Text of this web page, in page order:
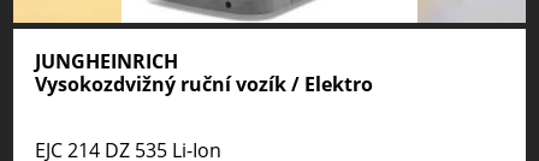
JUNGHEINRICH
Vysokozdvižný ruční vozík / Elektro
EJC 214 DZ 535 Li-Ion